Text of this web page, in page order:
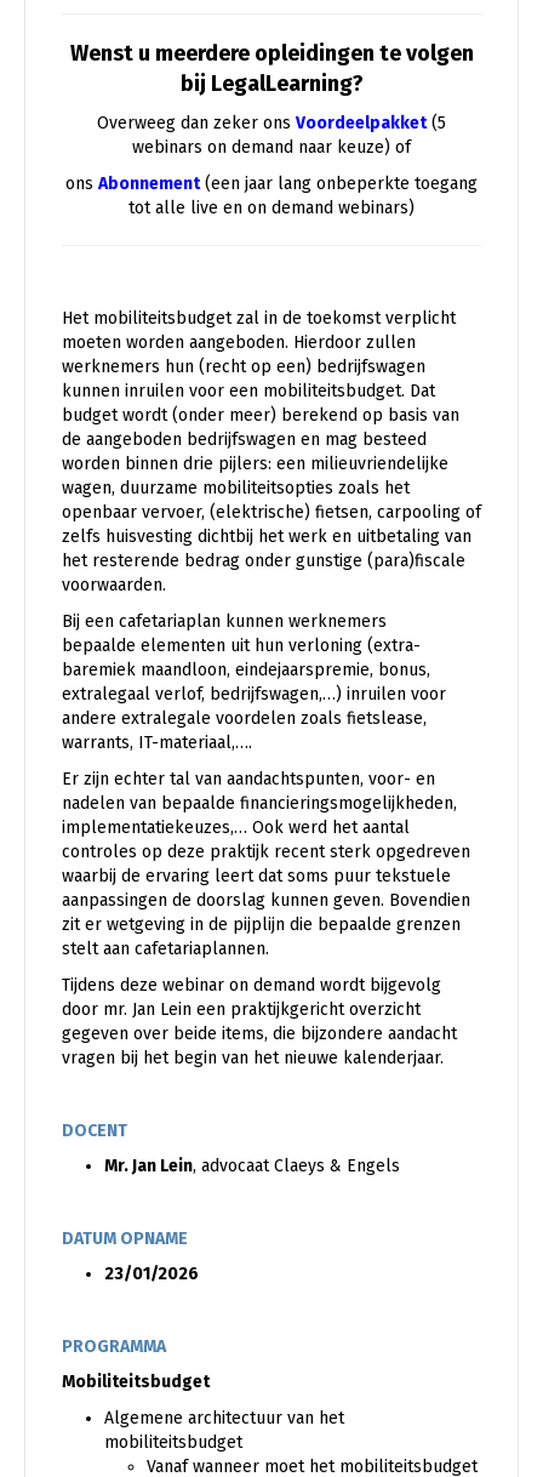
Wenst u meerdere opleidingen te volgen
bij LegalLearning?
Overweeg dan zeker ons Voordeelpakket(5
webinars on demand naar keuze) of
ons Abonnement(een jaar lang onbeperkte toegang
tot alle live en on demand webinars)
Het mobiliteitsbudget zal in de toekomst verplicht
moeten worden aangeboden. Hierdoor zullen
werknemers hun (recht op een) bedrijfswagen
kunnen inruilen voor een mobiliteitsbudget. Dat
budget wordt (onder meer) berekend op basis van
de aangeboden bedrijfswagen en mag besteed
worden binnen drie pijlers: een milieuvriendelijke
wagen, duurzame mobiliteitsopties zoals het
openbaar vervoer, (elektrische) fietsen, carpooling of
zelfs huisvesting dichtbij het werk en uitbetaling van
het resterende bedrag onder gunstige (para)fiscale
voorwaarden.
Bij een cafetariaplan kunnen werknemers
bepaalde elementen uit hun verloning (extra-
baremiek maandloon, eindejaarspremie, bonus,
extralegaal verlof, bedrijfswagen,…) inruilen voor
andere extralegale voordelen zoals fietslease,
warrants, IT-materiaal,….
Er zijn echter tal van aandachtspunten, voor- en
nadelen van bepaalde financieringsmogelijkheden,
implementatiekeuzes,… Ook werd het aantal
controles op deze praktijk recent sterk opgedreven
waarbij de ervaring leert dat soms puur tekstuele
aanpassingen de doorslag kunnen geven. Bovendien
zit er wetgeving in de pijplijn die bepaalde grenzen
stelt aan cafetariaplannen.
Tijdens deze webinar on demand wordt bijgevolg
door mr. Jan Lein een praktijkgericht overzicht
gegeven over beide items, die bijzondere aandacht
vragen bij het begin van het nieuwe kalenderjaar.
DOCENT
Mr. Jan Lein, advocaat Claeys & Engels
DATUM OPNAME
23/01/2026
PROGRAMMA
Mobiliteitsbudget
Algemene architectuur van het
mobiliteitsbudget
Vanaf wanneer moet het mobiliteitsbudget